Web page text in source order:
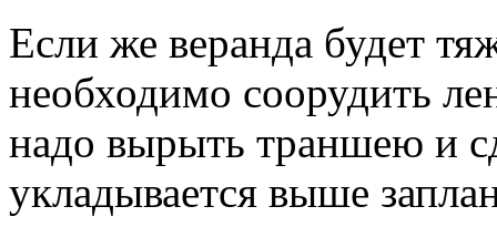
Если же веранда будет
необходимо соорудить
надо вырыть траншею и
укладывается выше